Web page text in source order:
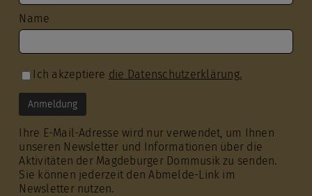
Name
Ich akzeptiere die Datenschutzerklärung.
Ihre E-Mail-Adresse wird nur verwendet, um Ihnen
unseren Newsletter und Informationen über die
Aktivitäten der Magdeburger Dommusik zu senden.
Sie können jederzeit den Abmelde-Link im
Newsletter nutzen.